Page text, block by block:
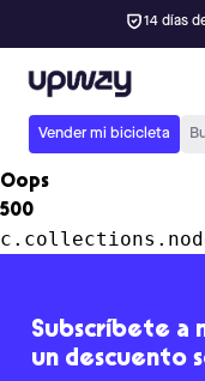
14 días
Upway
Vender mi bicicleta
Oops
500
Subscríbete a
un descuento